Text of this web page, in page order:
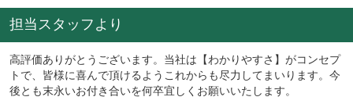
担当スタッフより
高評価ありがとうございます。当社は【わかりやすさ】がコンセプ
トで、皆様に喜んで頂けるようこれからも尽力してまいります。今
後とも末永いお付き合いを何卒宜しくお願いいたします。